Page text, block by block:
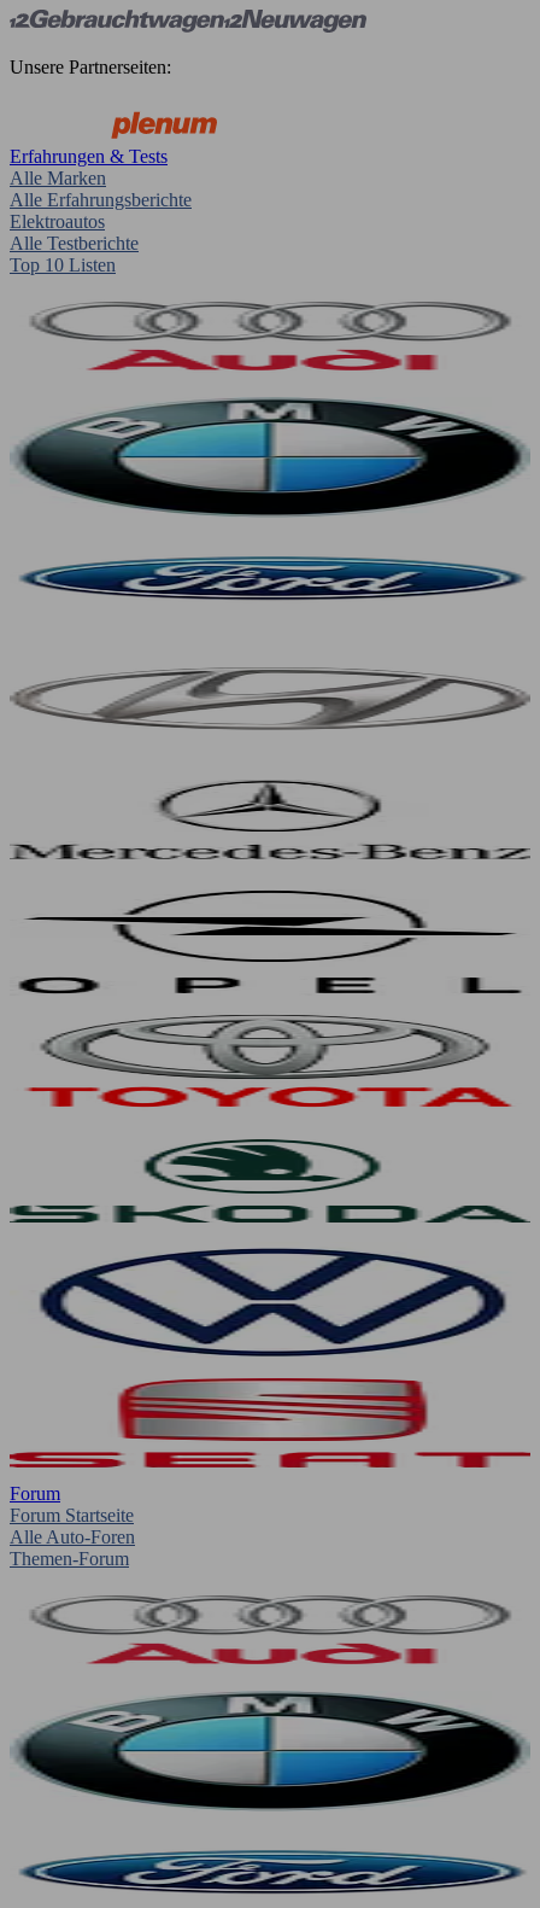
Unsere Partnerseiten:
Erfahrungen & Tests
Alle Marken
Alle Erfahrungsberichte
Elektroautos
Alle Testberichte
Top 10 Listen
Forum
Forum Startseite
Alle Auto-Foren
Themen-Forum